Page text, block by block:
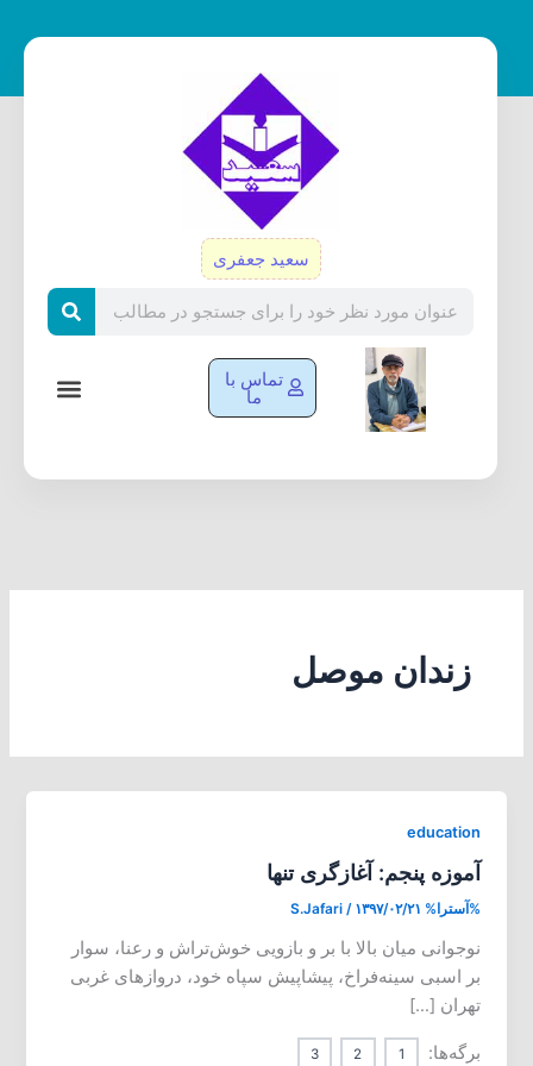
سعید جعفری
تماس با
ما
زندان موصل
education
آموزه پنجم: آغازگری تنها
%آسترا% S.Jafari / ۱۳۹۷/۰۲/۲۱
نوجوانی میان بالا با بر و بازویی خوش‌تراش و رعنا، سوار
بر اسبی سینه‌فراخ، پیشاپیش سپاه خود، دروازهای غربی
تهران […]
برگه‌ها: 1
2
3